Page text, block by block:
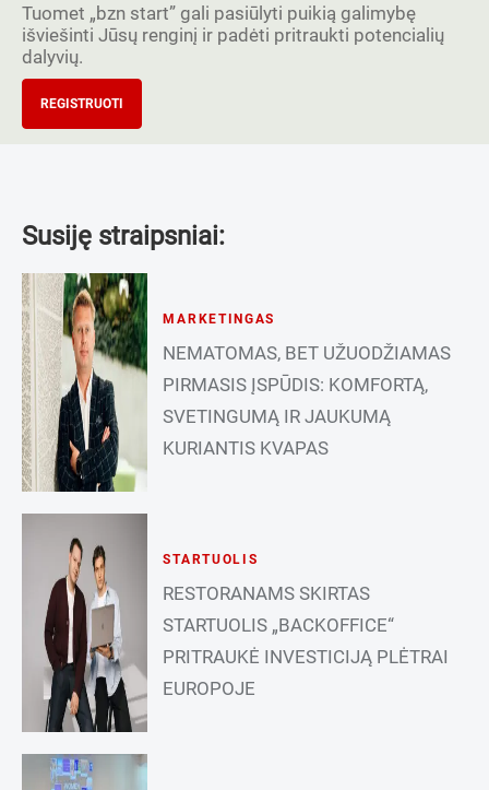
Tuomet „bzn start” gali pasiūlyti puikią galimybę
išviešinti Jūsų renginį ir padėti pritraukti potencialių
dalyvių.
REGISTRUOTI
Susiję straipsniai:
MARKETINGAS
NEMATOMAS, BET UŽUODŽIAMAS
PIRMASIS ĮSPŪDIS: KOMFORTĄ,
SVETINGUMĄ IR JAUKUMĄ
KURIANTIS KVAPAS
STARTUOLIS
RESTORANAMS SKIRTAS
STARTUOLIS „BACKOFFICE“
PRITRAUKĖ INVESTICIJĄ PLĖTRAI
EUROPOJE